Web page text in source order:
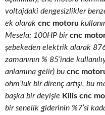
voltajdaki dengesizlikler
ek olarak cnc motoru
Mesela; 100HP bircnc
şebekeden elektrik alarak
zamanının % 85’inde
anlamına gelir) bu cnc
ohm’luk bir direnç artışı, bu
başka bir deyişle Kilis cnc
bir senelik giderinin %7’si